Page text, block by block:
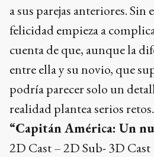
a sus parejas anteriores. Sin
felicidad empieza a
cuenta de que, aunque la
entre ella y su novio, que
podría parecer solo un
realidad plantea serios retos.
“Capitán América: Un
2D Cast – 2D Sub- 3D Cast